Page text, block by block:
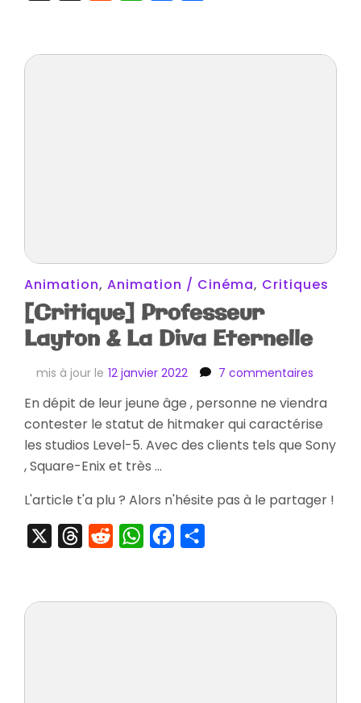
Animation, Animation / Cinéma, Critiques
[Critique] Professeur
Layton & La Diva Eternelle
mis à jour le 12 janvier 2022 7 commentaires
Layton
&
En dépit de leur jeune âge , personne ne viendra
contester le statut de hitmaker qui caractérise
les studios Level-5. Avec des clients tels que Sony
, Square-Enix et très …
L'article t'a plu ? Alors n'hésite pas à le partager !
ThreadsRedditWhatsAppFacebook